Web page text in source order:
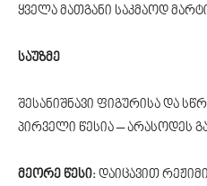
ყველა მათგანი საკმაოდ
საუზმე
შესანიშნავი ფიგურისა და
პირველი წესია – არასოდეს
მეორე წესი: დაიცავით